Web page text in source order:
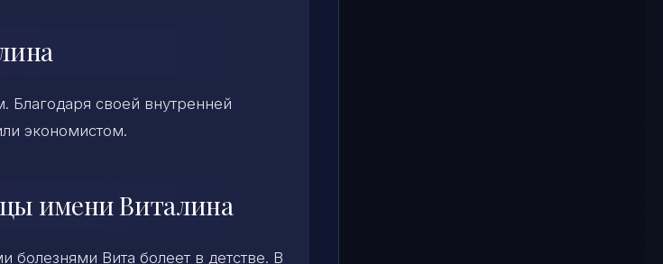
своей внутренней
экономистом.
имени Виталина
Вита болеет в детстве. В